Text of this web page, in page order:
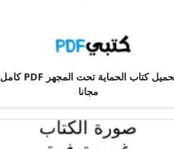
تحميل كتاب الحماية تحت المجهر PDF كامل
مجانا